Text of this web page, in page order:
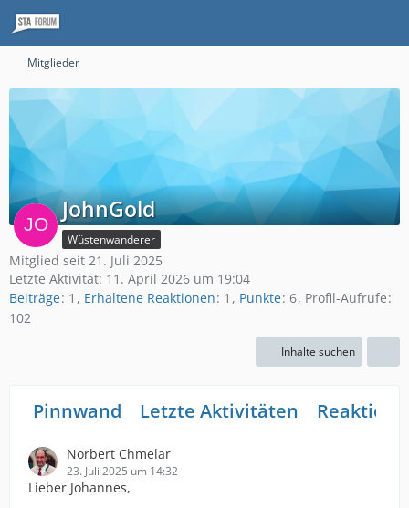
Mitglieder
JohnGold
Wüstenwanderer
Mitglied seit 21. Juli 2025
Letzte Aktivität: 11. April 2026 um 19:04
Beiträge 1 Erhaltene Reaktionen 1 Punkte 6 Profil-Aufrufe
102
Inhalte suchen
Pinnwand Letzte Aktivitäten
Norbert Chmelar
23. Juli 2025 um 14:32
Lieber Johannes,